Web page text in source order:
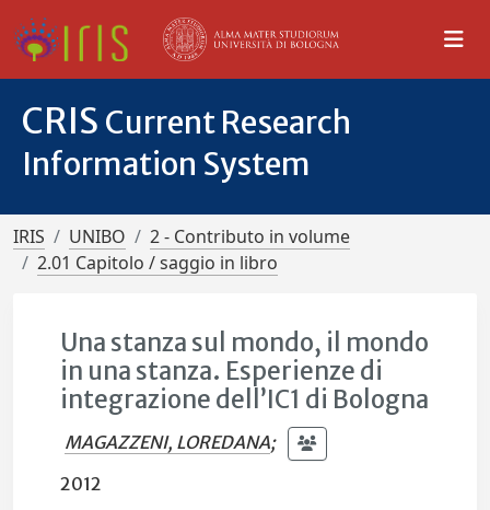
CRIS Current Research
Information System
IRIS UNIBO
2 - Contributo in volume
2.01 Capitolo / saggio in libro
Una stanza sul mondo, il mondo
in una stanza. Esperienze di
integrazione dell’IC1 di Bologna
MAGAZZENI, LOREDANA;
2012